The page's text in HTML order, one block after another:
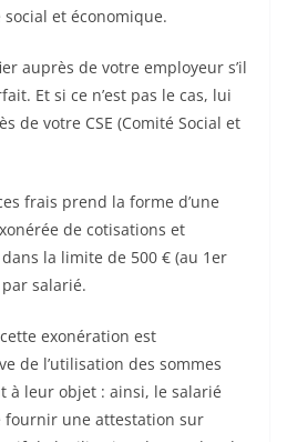
et économique.
auprès de votre employeur s’il
Et si ce n’est pas le cas, lui
de votre CSE (Comité Social et
frais prend la forme d’une
de cotisations et
la limite de 500 € (au 1er
salarié.
exonération est
de l’utilisation des sommes
à leur objet : ainsi, le salarié
fournir une attestation sur